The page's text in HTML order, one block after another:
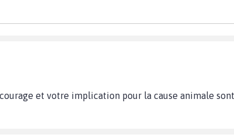
et votre implication pour la cause animale